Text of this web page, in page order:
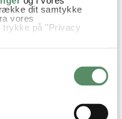
dit samtykke
vores
trykke på "Privacy
om din placering,
få meter
på en scanning af